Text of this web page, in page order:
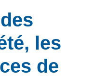
les
de